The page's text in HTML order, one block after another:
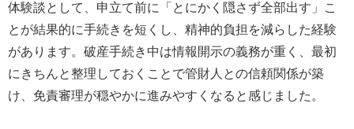
体験談として、申立て前に「とにかく隠さず全部出す」こ
とが結果的に手続きを短くし、精神的負担を減らした経験
があります。破産手続き中は情報開示の義務が重く、最初
にきちんと整理しておくことで管財人との信頼関係が築
け、免責審理が穏やかに進みやすくなると感じました。